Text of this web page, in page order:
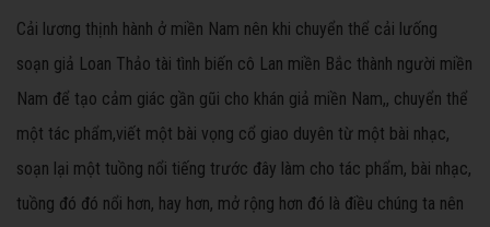
Cải lương thịnh hành ở miền Nam nên khi chuyển thể cải lưống
soạn giả Loan Thảo tài tình biến cô Lan miền Bắc thành người miền
Nam để tạo cảm giác gần gũi cho khán giả miền Nam,, chuyển thể
một tác phẩm,viết một bài vọng cổ giao duyên từ một bài nhạc,
soạn lại một tuồng nổi tiếng trước đây làm cho tác phẩm, bài nhạc,
tuồng đó đó nổi hơn, hay hơn, mở rộng hơn đó là điều chúng ta nên